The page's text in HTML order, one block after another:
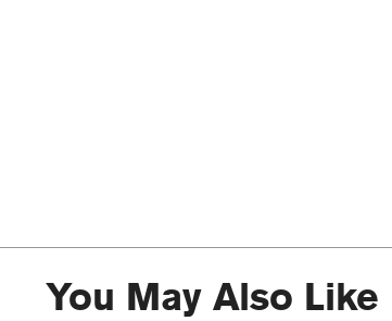
You May Also Like